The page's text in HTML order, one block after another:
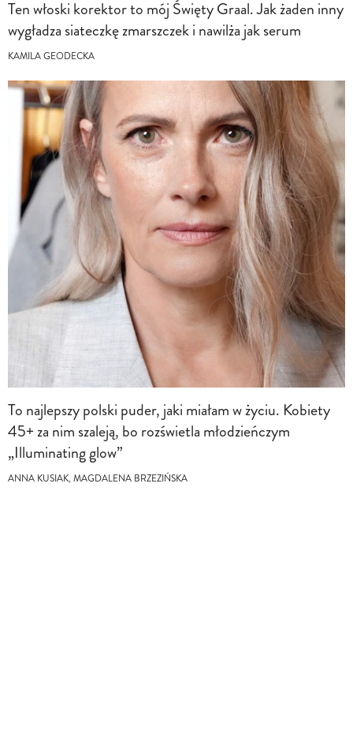
Ten włoski korektor to mój Święty Graal. Jak żaden inny
wygładza siateczkę zmarszczek i nawilża jak serum
KAMILA GEODECKA
To najlepszy polski puder, jaki miałam w życiu. Kobiety
45+ za nim szaleją, bo rozświetla młodzieńczym
„Illuminating glow”
ANNA KUSIAK, MAGDALENA BRZEZIŃSKA